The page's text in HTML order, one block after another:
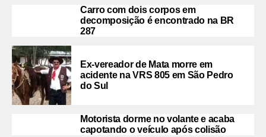
Carro com dois corpos em
decomposição é encontrado na BR
287
Ex-vereador de Mata morre em
acidente na VRS 805 em São Pedro
do Sul
Motorista dorme no volante e acaba
capotando o veículo após colisão